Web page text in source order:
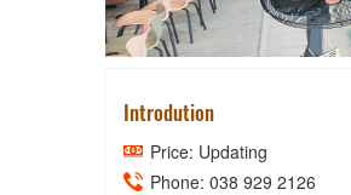
Introdution
Price: Updating
Phone: 038 929 2126